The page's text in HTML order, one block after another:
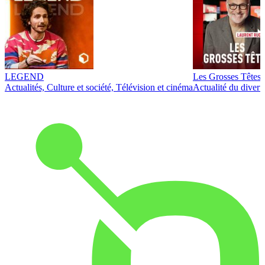
LEGEND
Actualités, Culture et société, Télévision et cinéma
Les Grosses Têtes
Actualité du